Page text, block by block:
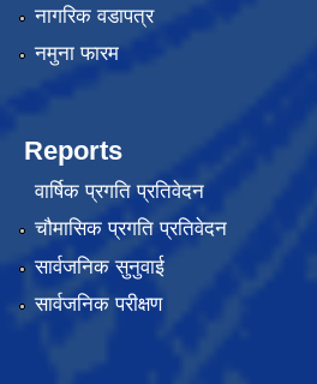
नागरिक वडापत्र
नमुना फारम
Reports
वार्षिक प्रगति प्रतिवेदन
चौमासिक प्रगति प्रतिवेदन
सार्वजनिक सुनुवाई
सार्वजनिक परीक्षण